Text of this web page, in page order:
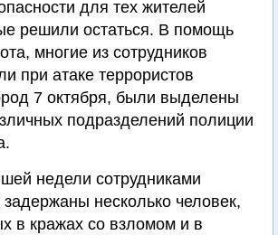
для тех жителей
решили остаться. В помощь
многие из сотрудников
при атаке террористов
7 октября, были выделены
подразделений полиции
недели сотрудниками
несколько человек,
в кражах со взломом и в